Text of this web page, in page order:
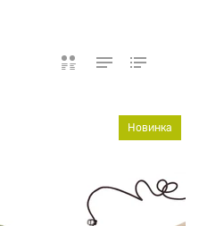
Новинка